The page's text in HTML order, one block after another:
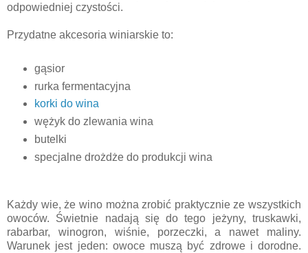
odpowiedniej czystości.
Przydatne akcesoria winiarskie to:
gąsior
rurka fermentacyjna
korki do wina
wężyk do zlewania wina
butelki
specjalne drożdże do produkcji wina
Każdy wie, że wino można zrobić praktycznie ze wszystkich
owoców. Świetnie nadają się do tego jeżyny, truskawki,
rabarbar, winogron, wiśnie, porzeczki, a nawet maliny.
Warunek jest jeden: owoce muszą być zdrowe i dorodne.